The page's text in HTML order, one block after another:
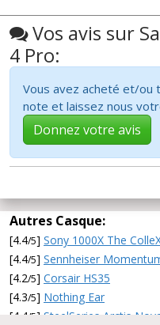
Vos avis sur
4 Pro:
Vous avez acheté et/ou
note et laissez nous
Donnez votre avis
Autres Casque:
[4.4/5] Sony 1000X The
[4.4/5] Sennheiser
[4.2/5] Corsair HS35
[4.3/5] Nothing Ear
[4.4/5] SteelSeries Arctis